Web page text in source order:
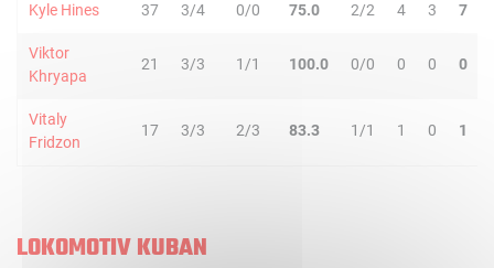
Kyle Hines 37 3/4 0/0 75.0 2/2 4 3 7
Viktor
Khryapa
21 3/3 1/1 100.0 0/0 0 0 0
Vitaly
Fridzon
17 3/3 2/3 83.3 1/1 1 0 1
LOKOMOTIV KUBAN